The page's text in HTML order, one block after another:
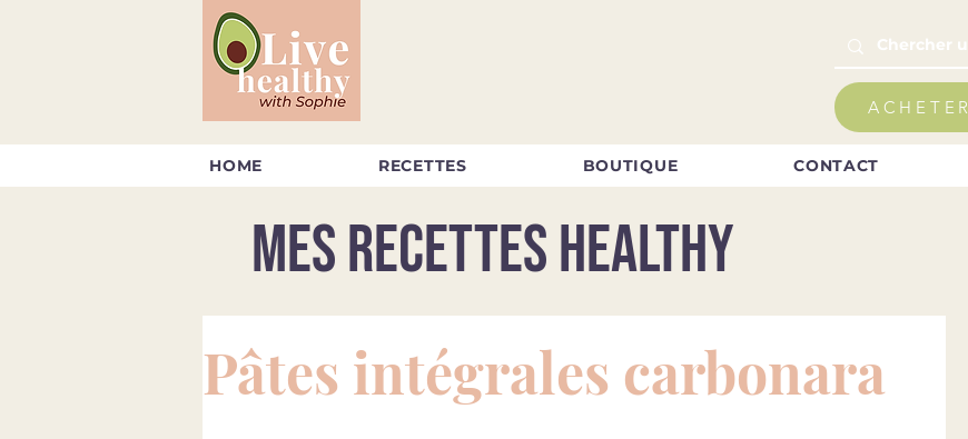
ACHETER
HOME RECETTES BOUTIQUE CONTACT
Mes recettes healthy
Pâtes intégrales carbonara